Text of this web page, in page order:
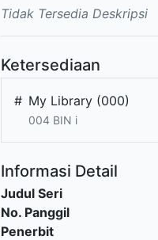
Tidak Tersedia Deskripsi
Ketersediaan
# My Library (000)
004 BIN i
Informasi Detail
Judul Seri
No. Panggil
Penerbit